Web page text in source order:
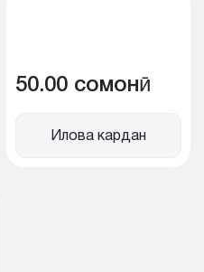
50.00 сомонӣ
Илова кардан